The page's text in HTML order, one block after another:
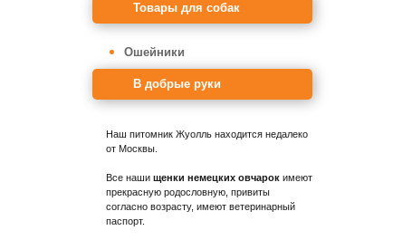
Товары для собак
Ошейники
В добрые руки
Наш питомник Жуолль находится недалеко
от Москвы.
Все наши щенки немецких овчарок имеют
прекрасную родословную, привиты
согласно возрасту, имеют ветеринарный
паспорт.